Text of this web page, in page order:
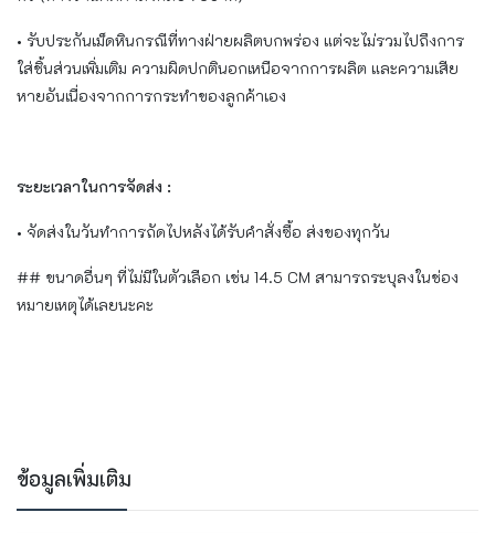
• รับประกันเม็ดหินกรณีที่ทางฝ่ายผลิตบกพร่อง แต่จะไม่รวมไปถึงการ
ใส่ชิ้นส่วนเพิ่มเติม ความผิดปกตินอกเหนือจากการผลิต และความเสีย
หายอันเนื่องจากการกระทำของลูกค้าเอง
ระยะเวลาในการจัดส่ง :
• จัดส่งในวันทำการถัดไปหลังได้รับคำสั่งซื้อ ส่งของทุกวัน
## ขนาดอื่นๆ ที่ไม่มีในตัวเลือก เช่น 14.5 CM สามารถระบุลงในช่อง
หมายเหตุได้เลยนะคะ
ข้อมูลเพิ่มเติม